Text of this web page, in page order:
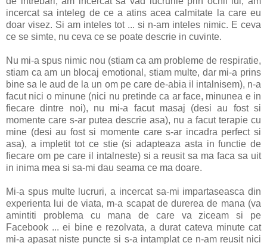
incercat sa inteleg de ce a atins acea calmitate la care eu
doar visez. Si am inteles tot ... si n-am inteles nimic. E ceva
ce se simte, nu ceva ce se poate descrie in cuvinte.
Nu mi-a spus nimic nou (stiam ca am probleme de respiratie,
stiam ca am un blocaj emotional, stiam multe, dar mi-a prins
bine sa le aud de la un om pe care de-abia il intalnisem), n-a
facut nici o minune (nici nu pretinde ca ar face, minunea e in
fiecare dintre noi), nu mi-a facut masaj (desi au fost si
momente care s-ar putea descrie asa), nu a facut terapie cu
mine (desi au fost si momente care s-ar incadra perfect si
asa), a impletit tot ce stie (si adapteaza asta in functie de
fiecare om pe care il intalneste) si a reusit sa ma faca sa uit
in inima mea si sa-mi dau seama ce ma doare.
Mi-a spus multe lucruri, a incercat sa-mi impartaseasca din
experienta lui de viata, m-a scapat de durerea de mana (va
amintiti problema cu mana de care va ziceam si pe
Facebook ... ei bine e rezolvata, a durat cateva minute cat
mi-a apasat niste puncte si s-a intamplat ce n-am reusit nici